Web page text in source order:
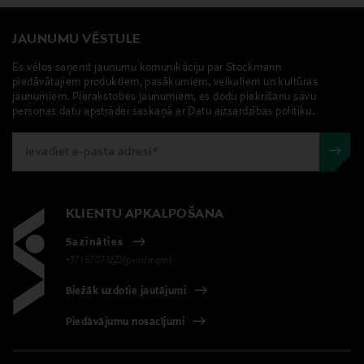
JAUNUMU VĒSTULE
Es vēlos saņemt jaunumu komunikāciju par Stockmann
piedāvātajiem produktiem, pasākumiem, veikaliem un kultūras
jaunumiem. Pierakstoties jaunumiem, es dodu piekrišanu savu
personas datu apstrādei saskaņā ar Datu aizsardzības politiku.
KLIENTU APKALPOŠANA
Sazināties
+371 67071222(pvm/mpm)
Biežāk uzdotie jautājumi
Piedāvājumu nosacījumi